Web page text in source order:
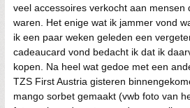
veel accessoires verkocht aan mensen
waren. Het enige wat ik jammer vond
ik een paar weken geleden een
cadeaucard vond bedacht ik dat ik
kopen. Na heel wat gedoe met een
TZS First Austria gisteren
mango sorbet gemaakt (vwb foto van